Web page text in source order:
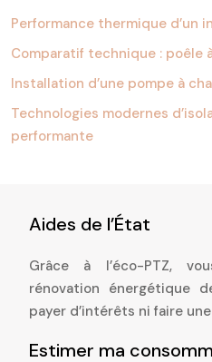
Performance thermique d’un
Comparatif technique : poêle
Installation d’une pompe à
Technologies modernes
performante
Aides de l’État
Grâce à l’éco-PTZ,
rénovation énergétique
payer d’intérêts ni faire
Estimer ma